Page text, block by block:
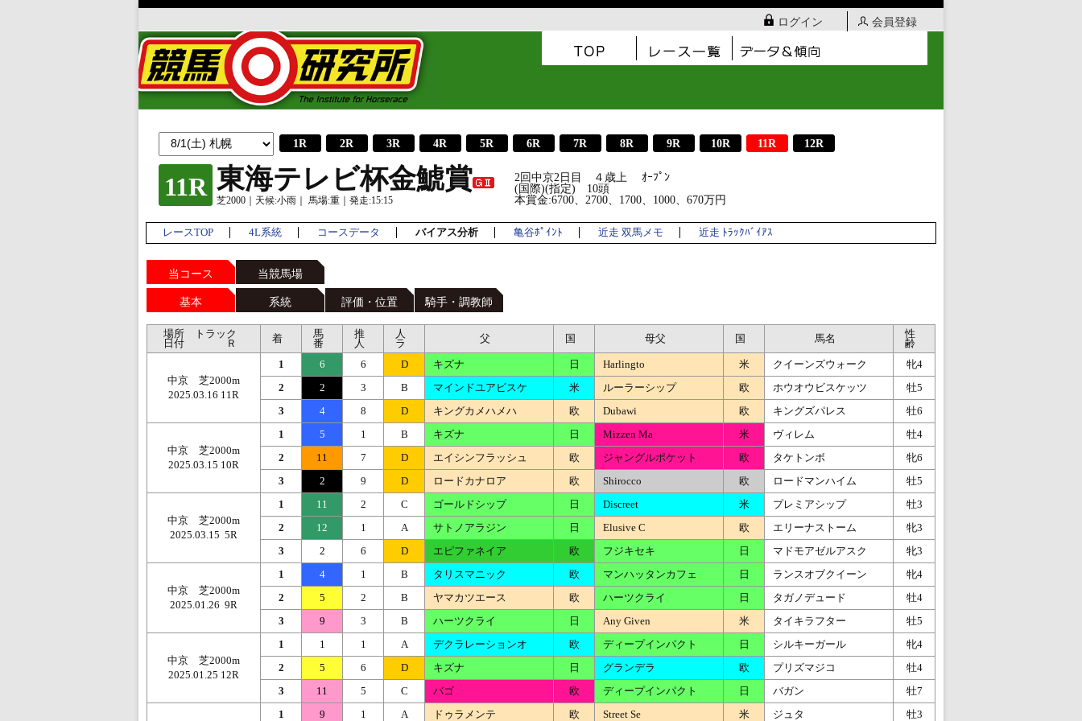
ログイン 会員登録
1R 2R 3R 4R 5R 6R 7R 8R 9R 10R 11R 12R
11R 東海テレビ杯金鯱賞
芝2000｜天候:小雨｜ 馬場:重｜発走:15:15
2回中京2日目 ４歳上 ｵｰﾌﾟﾝ
(国際)(指定) 10頭
本賞金:6700、2700、1700、1000、670万円
レースTOP 4L系統 コースデータ バイアス分析 亀谷ﾎﾟｲﾝﾄ 近走 双馬メモ 近走 ﾄﾗｯｸﾊﾞｲｱｽ
当コース 当競馬場
基本 系統 評価・位置 騎手・調教師
場所 トラック
日付 Ｒ
着
馬
番
推
人
人
ラ
父 国 母父 国 馬名
性
齢
中京 芝2000m
2025.03.16 11R
1 6 6 D キズナ 日 Harlingto 米 クイーンズウォーク 牝4
2 2 3 B マインドユアビスケ 米 ルーラーシップ 欧 ホウオウビスケッツ 牡5
3 4 8 D キングカメハメハ 欧 Dubawi 欧 キングズパレス 牡6
中京 芝2000m
2025.03.15 10R
1 5 1 B キズナ 日 Mizzen Ma 米 ヴィレム 牡4
2 11 7 D エイシンフラッシュ 欧 ジャングルポケット 欧 タケトンボ 牝6
3 2 9 D ロードカナロア 欧 Shirocco 欧 ロードマンハイム 牡5
中京 芝2000m
2025.03.15 5R
1 11 2 C ゴールドシップ 日 Discreet 米 プレミアシップ 牡3
2 12 1 A サトノアラジン 日 Elusive C 欧 エリーナストーム 牝3
3 2 6 D エピファネイア 欧 フジキセキ 日 マドモアゼルアスク 牝3
中京 芝2000m
2025.01.26 9R
1 4 1 B タリスマニック 欧 マンハッタンカフェ 日 ランスオブクイーン 牝4
2 5 2 B ヤマカツエース 欧 ハーツクライ 日 タガノデュード 牡4
3 9 3 B ハーツクライ 日 Any Given 米 タイキラフター 牡5
中京 芝2000m
2025.01.25 12R
1 1 1 A デクラレーションオ 欧 ディープインパクト 日 シルキーガール 牝4
2 5 6 D キズナ 日 グランデラ 欧 プリズマジコ 牡4
3 11 5 C バゴ 欧 ディープインパクト 日 バガン 牡7
1 9 1 A ドゥラメンテ 欧 Street Se 米 ジュタ 牡3